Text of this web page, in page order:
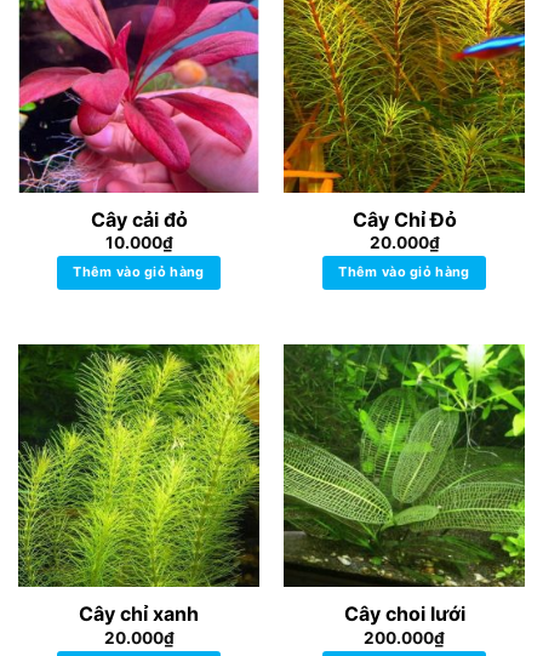
Cây cải đỏ
10.000₫
Thêm vào giỏ hàng
Cây Chỉ Đỏ
20.000₫
Thêm vào giỏ hàng
Cây chỉ xanh
20.000₫
Cây choi lưới
200.000₫